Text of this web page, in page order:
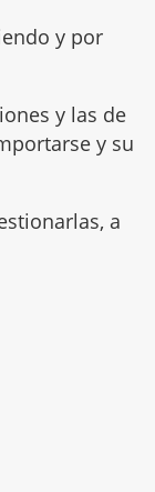
y por
y las de
y su
a